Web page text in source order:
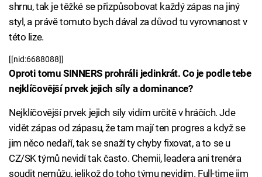
shrnu, tak je těžké se přizpůsobovat každý zápas na jiný
styl, a právě tomuto bych dával za důvod tu vyrovnanost v
této lize.
[[nid:6688088]]
Oproti tomu SINNERS prohráli jedinkrát. Co je podle tebe
nejklíčovější prvek jejich síly a dominance?
Nejklíčovější prvek jejich síly vidím určitě v hráčích. Jde
vidět zápas od zápasu, že tam mají ten progres a když se
jim něco nedaří, tak se snaží ty chyby fixovat, a to se u
CZ/SK týmů nevidí tak často. Chemii, leadera ani trenéra
soudit nemůžu, jelikož do toho týmu nevidím. Full-time jim